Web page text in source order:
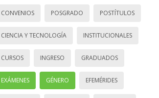
CONVENIOS POSGRADO POSTÍTULOS
CIENCIA Y TECNOLOGÍA INSTITUCIONALES
CURSOS INGRESO GRADUADOS
EXÁMENES GÉNERO EFEMÉRIDES